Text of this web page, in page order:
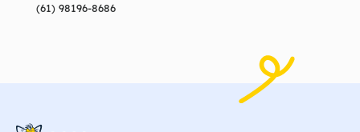
(61) 98196-8686